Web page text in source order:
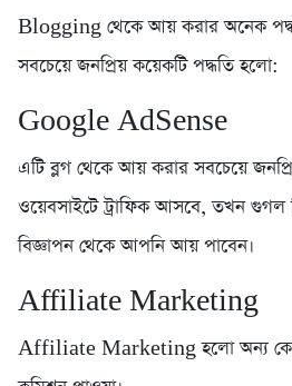
Blogging থেকে আয় করার অনেক
সবচেয়ে জনপ্রিয় কয়েকটি পদ্ধতি হলো:
Google AdSense
এটি ব্লগ থেকে আয় করার সবচেয়ে
ওয়েবসাইটে ট্রাফিক আসবে, তখন গুগল
বিজ্ঞাপন থেকে আপনি আয় পাবেন।
Affiliate Marketing
Affiliate Marketing হলো অন্য